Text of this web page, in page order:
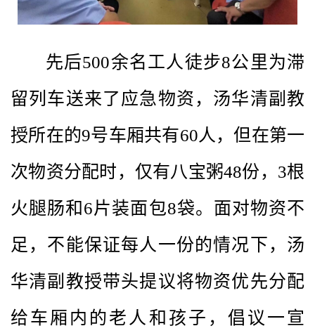
先后500余名工人徒步8公里为滞
留列车送来了应急物资，汤华清副教
授所在的9号车厢共有60人，但在第一
次物资分配时，仅有八宝粥48份，3根
火腿肠和6片装面包8袋。面对物资不
足，不能保证每人一份的情况下，汤
华清副教授带头提议将物资优先分配
给车厢内的老人和孩子，倡议一宣